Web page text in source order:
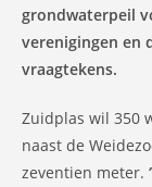
grondwaterpeil
verenigingen en
vraagtekens.
Zuidplas wil 350
naast de
zeventien meter.